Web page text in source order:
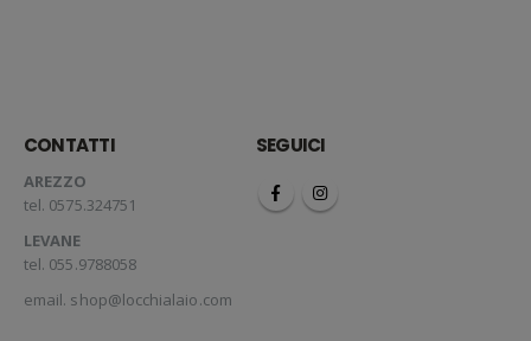
CONTATTI
AREZZO
tel. 0575.324751
LEVANE
tel. 055.9788058
email. shop@locchialaio.com
SEGUICI